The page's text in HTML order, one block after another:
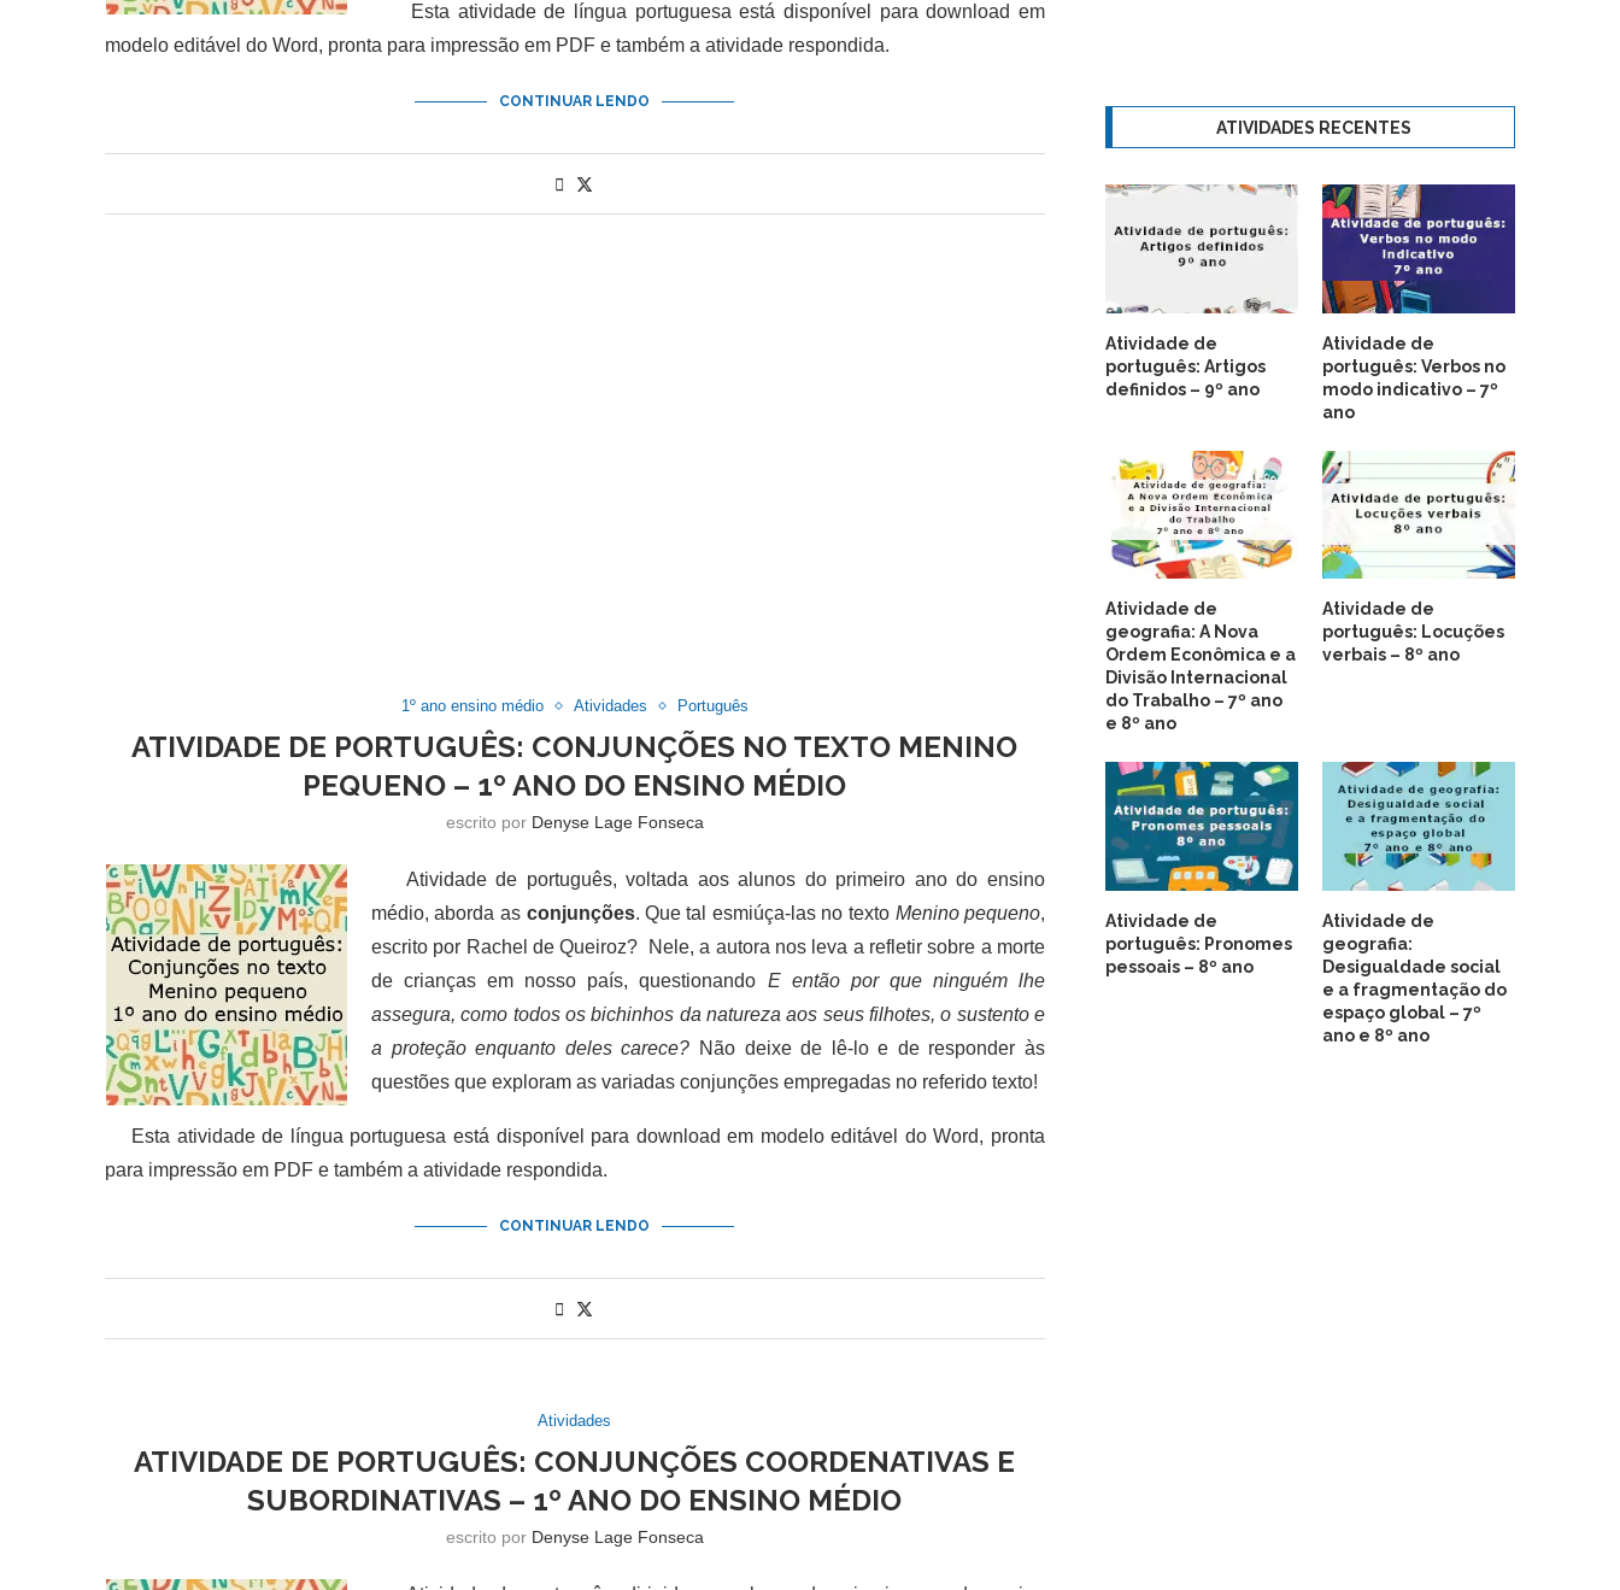
Esta atividade de língua portuguesa está disponível para download em
modelo editável do Word, pronta para impressão em PDF e também a atividade respondida.
CONTINUAR LENDO
1º ano ensino médio Atividades Português
ATIVIDADE DE PORTUGUÊS: CONJUNÇÕES NO TEXTO MENINO
PEQUENO – 1º ANO DO ENSINO MÉDIO
escrito por Denyse Lage Fonseca
Atividade de português, voltada aos alunos do primeiro ano do ensino
médio, aborda as conjunções. Que tal esmiúça-las no texto Menino pequeno,
escrito por Rachel de Queiroz? Nele, a autora nos leva a refletir sobre a morte
de crianças em nosso país, questionando E então por que ninguém lhe
assegura, como todos os bichinhos da natureza aos seus filhotes, o sustento e
a proteção enquanto deles carece? Não deixe de lê-lo e de responder às
questões que exploram as variadas conjunções empregadas no referido texto!
Esta atividade de língua portuguesa está disponível para download em modelo editável do Word, pronta
para impressão em PDF e também a atividade respondida.
CONTINUAR LENDO
Atividades
ATIVIDADE DE PORTUGUÊS: CONJUNÇÕES COORDENATIVAS E
SUBORDINATIVAS – 1º ANO DO ENSINO MÉDIO
escrito por Denyse Lage Fonseca
ATIVIDADES RECENTES
Atividade de
português: Artigos
definidos – 9º ano
Atividade de
português: Verbos no
modo indicativo – 7º
ano
Atividade de
geografia: A Nova
Ordem Econômica e a
Divisão Internacional
do Trabalho – 7º ano
e 8º ano
Atividade de
português: Locuções
verbais – 8º ano
Atividade de
português: Pronomes
pessoais – 8º ano
Atividade de
geografia:
Desigualdade social
e a fragmentação do
espaço global – 7º
ano e 8º ano